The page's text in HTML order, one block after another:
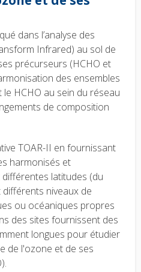
dans l’analyse des
Infrared) au sol de
précurseurs (HCHO et
des ensembles
HCHO au sein du réseau
de composition
TOAR-II en fournissant
harmonisés et
latitudes (du
niveaux de
ou océaniques propres
des sites fournissent des
longues pour étudier
de l'ozone et de ses